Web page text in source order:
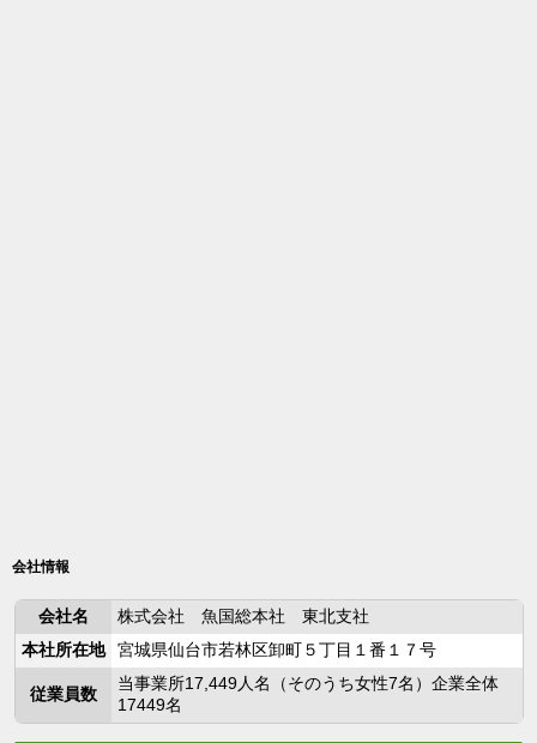
会社情報
会社名
株式会社 魚国総本社 東北支社
本社所在地
宮城県仙台市若林区卸町５丁目１番１７号
従業員数
当事業所17,449人名（そのうち女性7名）企業全体
17449名